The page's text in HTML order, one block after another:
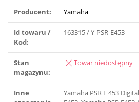
Producent: Yamaha
Id towaru /
Kod:
163315 / Y-PSR-E453
Stan
magazynu:
Towar niedostępny
Inne
Yamaha PSR E 453